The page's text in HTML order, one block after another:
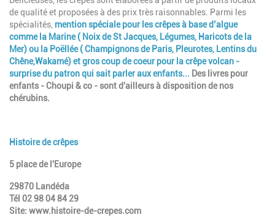
de qualité et proposées à des prix très raisonnables. Parmi les
spécialités, mention spéciale pour les crêpes à base d’algue
comme la Marine ( Noix de St Jacques, Légumes, Haricots de la
Mer) ou la Poëllée ( Champignons de Paris, Pleurotes, Lentins du
Chêne,Wakamé) et gros coup de coeur pour la crêpe volcan -
surprise du patron qui sait parler aux enfants... Des livres pour
enfants - Choupi & co - sont d'ailleurs à disposition de nos
chérubins.
Histoire de crêpes
5 place de l'Europe
29870 Landéda
Tél 02 98 04 84 29
Site: www.histoire-de-crepes.com